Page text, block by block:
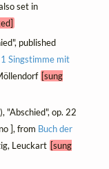
set in
published
Singstimme mit
[sung
"Abschied", op. 22
], from Buch der
Leuckart [sung